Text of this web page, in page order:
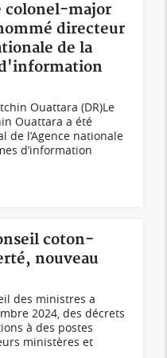
colonel-major
directeur
de la
d'information
Ouattara (DR)Le
Ouattara a été
de l’Agence nationale
d’information
coton-
nouveau
des ministres a
2024, des décrets
à des postes
ministères et